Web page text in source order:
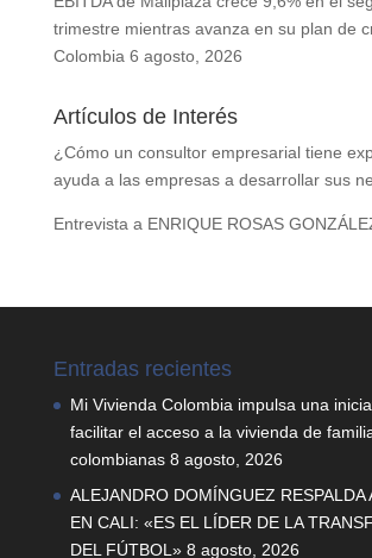
trimestre mientras avanza en su plan de
Colombia 6 agosto, 2026
Artículos de Interés
¿Cómo un consultor empresarial tiene
ayuda a las empresas a desarrollar sus
Entrevista a ENRIQUE ROSAS
Entradas recientes
Mi Vivienda Colombia impulsa una
facilitar el acceso a la vivienda de
colombianas 8 agosto, 2026
ALEJANDRO DOMÍNGUEZ RESPALDA
EN CALI: «ES EL LÍDER DE LA
DEL FÚTBOL» 8 agosto, 2026